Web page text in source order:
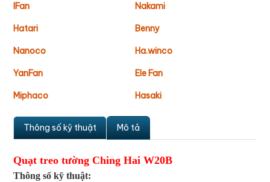
IFan Nakami
Hatari Benny
Nanoco Ha.winco
YanFan Ele Fan
Miphaco Hasaki
Thông số kỹ thuật Mô tả
Quạt treo tường Ching Hai W20B
Thông số kỹ thuật: